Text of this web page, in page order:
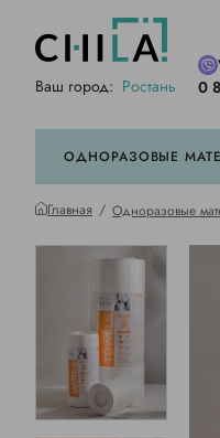
Ваш город: Ростань
0
ОДНОРАЗОВЫЕ
Главная Одноразовые